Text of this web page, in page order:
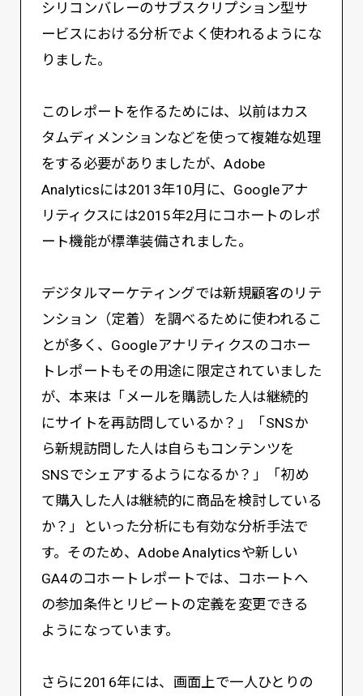
シリコンバレーのサブスクリプション型サ
ービスにおける分析でよく使われるようにな
りました。
このレポートを作るためには、以前はカス
タムディメンションなどを使って複雑な処理
をする必要がありましたが、Adobe
Analyticsには2013年10月に、Googleアナ
リティクスには2015年2月にコホートのレポ
ート機能が標準装備されました。
デジタルマーケティングでは新規顧客のリテ
ンション（定着）を調べるために使われるこ
とが多く、Googleアナリティクスのコホー
トレポートもその用途に限定されていました
が、本来は「メールを購読した人は継続的
にサイトを再訪問しているか？」「SNSか
ら新規訪問した人は自らもコンテンツを
SNSでシェアするようになるか？」「初め
て購入した人は継続的に商品を検討している
か？」といった分析にも有効な分析手法で
す。そのため、Adobe Analyticsや新しい
GA4のコホートレポートでは、コホートへ
の参加条件とリピートの定義を変更できる
ようになっています。
さらに2016年には、画面上で一人ひとりの